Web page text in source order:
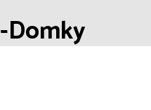
Domky